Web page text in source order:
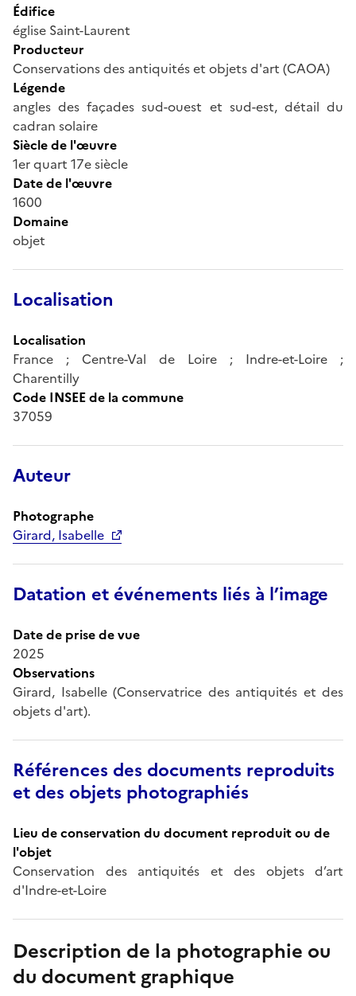
Édifice
église Saint-Laurent
Producteur
Conservations des antiquités et objets d'art (CAOA)
Légende
angles des façades sud-ouest et sud-est, détail du
cadran solaire
Siècle de l'œuvre
1er quart 17e siècle
Date de l'œuvre
1600
Domaine
objet
Localisation
Localisation
France ; Centre-Val de Loire ; Indre-et-Loire ;
Charentilly
Code INSEE de la commune
37059
Auteur
Photographe
Girard, Isabelle
Datation et événements liés à l’image
Date de prise de vue
2025
Observations
Girard, Isabelle (Conservatrice des antiquités et des
objets d'art).
Références des documents reproduits
et des objets photographiés
Lieu de conservation du document reproduit ou de
l'objet
Conservation des antiquités et des objets d’art
d'Indre-et-Loire
Description de la photographie ou
du document graphique